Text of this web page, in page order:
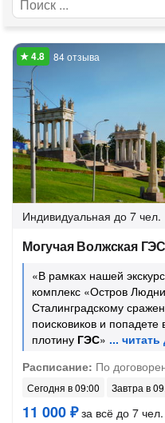
84 отзыва
Индивидуальная до 7 чел.
Могучая Волжская
«В рамках нашей
комплекс «Остров
Сталинградскому
поисковиков и попадете
плотину ГЭС»
Расписание: По
Сегодня в 09:00 Завтра в
11 000 ₽за всё до 7 чел.